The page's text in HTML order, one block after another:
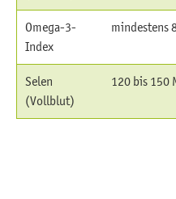
Omega-3-
Index
mindestens
Selen
(Vollblut)
120 bis 150